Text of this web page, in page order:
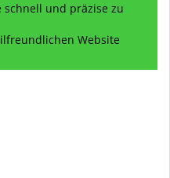
schnell und präzise zu
Website